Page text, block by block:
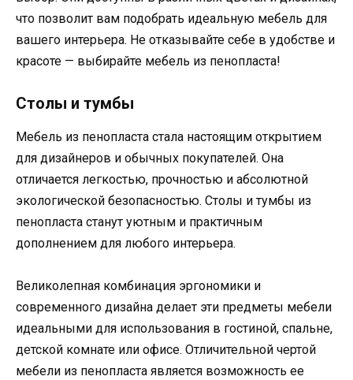
что позволит вам подобрать идеальную мебель для
вашего интерьера. Не отказывайте себе в удобстве и
красоте — выбирайте мебель из пенопласта!
Столы и тумбы
Мебель из пенопласта стала настоящим открытием
для дизайнеров и обычных покупателей. Она
отличается легкостью, прочностью и абсолютной
экологической безопасностью. Столы и тумбы из
пенопласта станут уютным и практичным
дополнением для любого интерьера.
Великолепная комбинация эргономики и
современного дизайна делает эти предметы мебели
идеальными для использования в гостиной, спальне,
детской комнате или офисе. Отличительной чертой
мебели из пенопласта является возможность ее